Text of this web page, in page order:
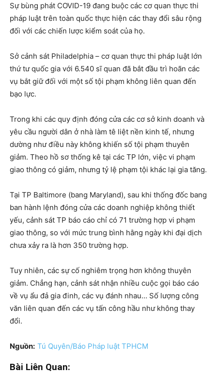
Sự bùng phát COVID-19 đang buộc các cơ quan thực thi
pháp luật trên toàn quốc thực hiện các thay đổi sâu rộng
đối với các chiến lược kiểm soát của họ.
Sở cảnh sát Philadelphia – cơ quan thực thi pháp luật lớn
thứ tư quốc gia với 6.540 sĩ quan đã bắt đầu trì hoãn các
vụ bắt giữ đối với một số tội phạm không liên quan đến
bạo lực.
Trong khi các quy định đóng cửa các cơ sở kinh doanh và
yêu cầu người dân ở nhà làm tê liệt nền kinh tế, nhưng
dường như điều này không khiến số tội phạm thuyên
giảm. Theo hồ sơ thống kê tại các TP lớn, việc vi phạm
giao thông có giảm, nhưng tỷ lệ phạm tội khác lại gia tăng.
Tại TP Baltimore (bang Maryland), sau khi thống đốc bang
ban hành lệnh đóng cửa các doanh nghiệp không thiết
yếu, cảnh sát TP báo cáo chỉ có 71 trường hợp vi phạm
giao thông, so với mức trung bình hằng ngày khi đại dịch
chưa xảy ra là hơn 350 trường hợp.
Tuy nhiên, các sự cố nghiêm trọng hơn không thuyên
giảm. Chẳng hạn, cảnh sát nhận nhiều cuộc gọi báo cáo
về vụ ẩu đả gia đinh, các vụ đánh nhau… Số lượng công
văn liên quan đến các vụ tấn công hầu như không thay
đổi.
Nguồn: Tú Quyên/Báo Pháp luật TPHCM
Bài Liên Quan: